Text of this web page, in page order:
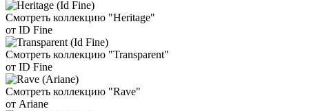
Смотреть коллекцию "Heritage"
от ID Fine
Смотреть коллекцию "Transparent"
от ID Fine
Смотреть коллекцию "Rave"
от Ariane